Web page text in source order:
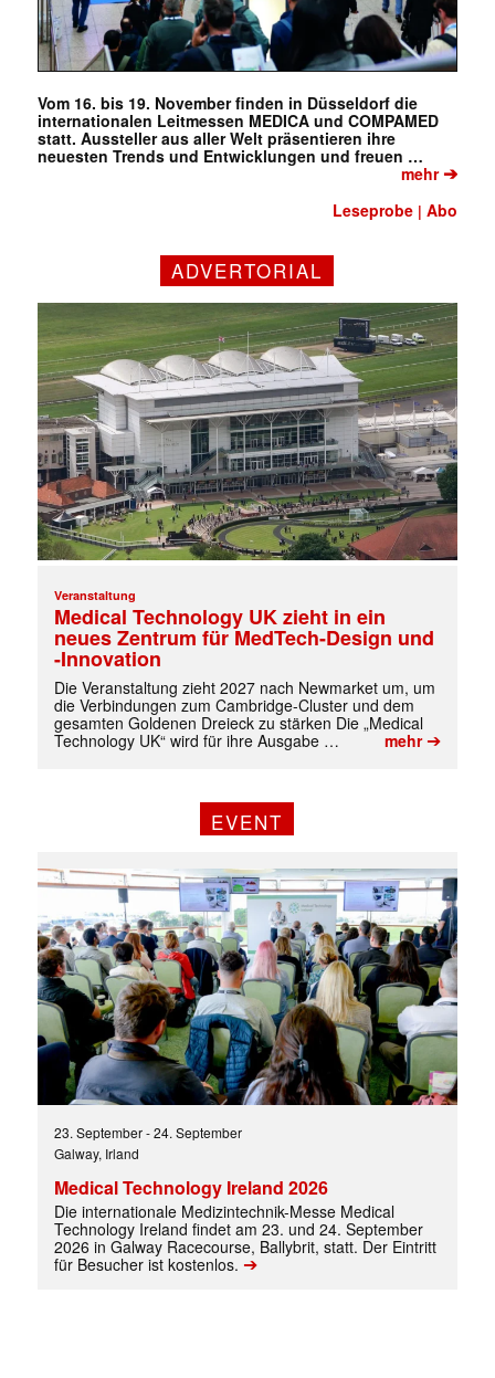
Vom 16. bis 19. November finden in Düsseldorf die
internationalen Leitmessen MEDICA und COMPAMED
statt. Aussteller aus aller Welt präsentieren ihre
neuesten Trends und Entwicklungen und freuen …
mehr➔
Leseprobe |Abo
ADVERTORIAL
Veranstaltung
Medical Technology UK zieht in ein
neues Zentrum für MedTech-Design und
-Innovation
Die Veranstaltung zieht 2027 nach Newmarket um, um
die Verbindungen zum Cambridge-Cluster und dem
gesamten Goldenen Dreieck zu stärken Die „Medical
Technology UK“ wird für ihre Ausgabe …
mehr➔
EVENT
23. September-24. September
Galway, Irland
Medical Technology Ireland 2026
Die internationale Medizintechnik-Messe Medical
Technology Ireland findet am 23. und 24. September
2026 in Galway Racecourse, Ballybrit, statt. Der Eintritt
für Besucher ist kostenlos. ➔